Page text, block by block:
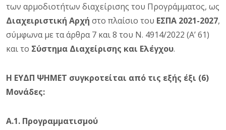
των αρμοδιοτήτων διαχείρισης του Προγράμματος, ως
Διαχειριστική Αρχή στο πλαίσιο του ΕΣΠΑ 2021-2027,
σύμφωνα με τα άρθρα 7 και 8 του Ν. 4914/2022 (Α’ 61)
και το Σύστημα Διαχείρισης και Ελέγχου.
Η ΕΥΔΠ ΨΗΜΕΤ συγκροτείται από τις εξής έξι (6)
Μονάδες:
Α.1. Προγραμματισμού